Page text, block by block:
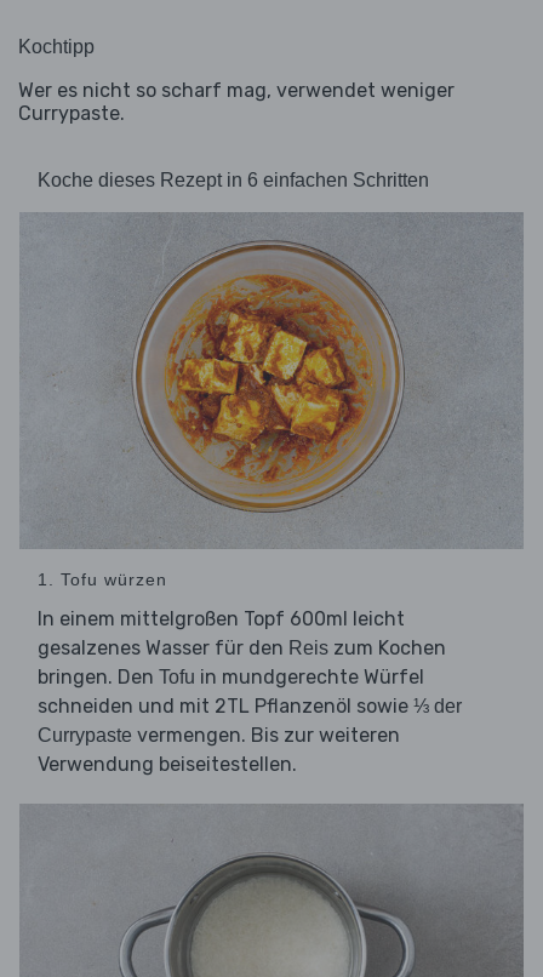
Kochtipp
Wer es nicht so scharf mag, verwendet weniger
Currypaste.
Koche dieses Rezept in 6 einfachen Schritten
1. Tofu würzen
In einem mittelgroßen Topf 600ml leicht
gesalzenes Wasser für den Reis zum Kochen
bringen. Den Tofu in mundgerechte Würfel
schneiden und mit 2TL Pflanzenöl sowie ⅓ der
Currypaste vermengen. Bis zur weiteren
Verwendung beiseitestellen.